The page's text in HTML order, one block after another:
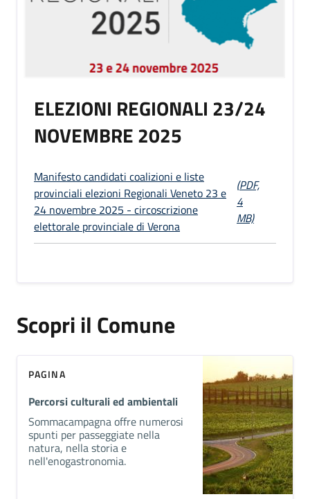
ELEZIONI REGIONALI 23/24
NOVEMBRE 2025
Manifesto candidati coalizioni e liste
provinciali elezioni Regionali Veneto 23 e
24 novembre 2025 - circoscrizione
elettorale provinciale di Verona
(PDF,
4
MB)
Scopri il Comune
PAGINA
Percorsi culturali ed ambientali
Sommacampagna offre numerosi
spunti per passeggiate nella
natura, nella storia e
nell'enogastronomia.